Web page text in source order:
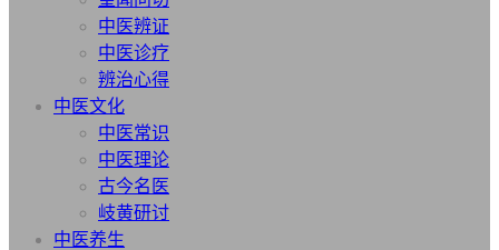
中医辨证
中医诊疗
辨治心得
中医文化
中医常识
中医理论
古今名医
岐黄研讨
中医养生